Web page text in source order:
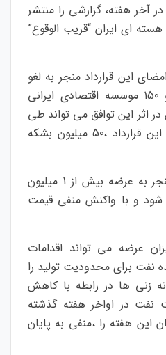
آخر هفته، گزارشی را منتشر
ای ایران “قریب الوقوع”
این قرارداد منجر به لغو
تحریم‌ها علیه 17 بانک و 150 موسسه اقتصادی ایرانی
اثر این توافق می تواند طی
قرارداد،
50 میلیون بشکه
انتظار می‌رود این اقدام منجر به عرضه بیش از 1 میلیون
شود و با واکنش منفی قیمت
عرضه می تواند اقدامات
نفت برای محدودیت تولید را
زنی ها در رابطه با کاهش
نفت در اواخر هفته گذشته
این هفته را ،منفی به پایان